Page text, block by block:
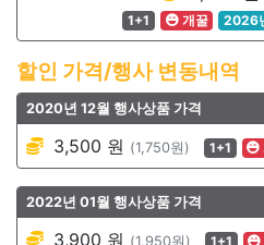
1+1
개꿀 2026
할인 가격/행사 변동내역
2020년 12월 행사상품 가격
3,500 원 (1,750원) 1+1
2022년 01월 행사상품 가격
3,900 원 (1,950원) 1+1